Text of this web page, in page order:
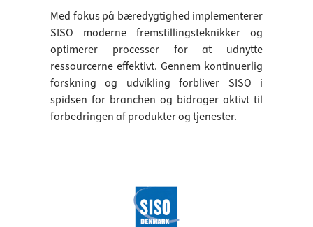
Med fokus på bæredygtighed implementerer
SISO moderne fremstillingsteknikker og
optimerer processer for at udnytte
ressourcerne effektivt. Gennem kontinuerlig
forskning og udvikling forbliver SISO i
spidsen for branchen og bidrager aktivt til
forbedringen af produkter og tjenester.